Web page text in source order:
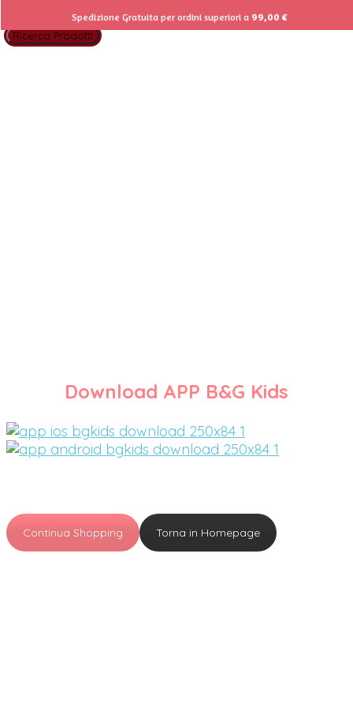
Type and hit Enter to Search
Download APP B&G Kids
Continua Shopping Torna in Homepage
Spedizione Gratuita per ordini superiori a 99,00 €